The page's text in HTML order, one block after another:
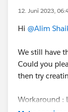
12. Juni 2023,
Hi @Alim
We still have
Could you
then try
Workaround :